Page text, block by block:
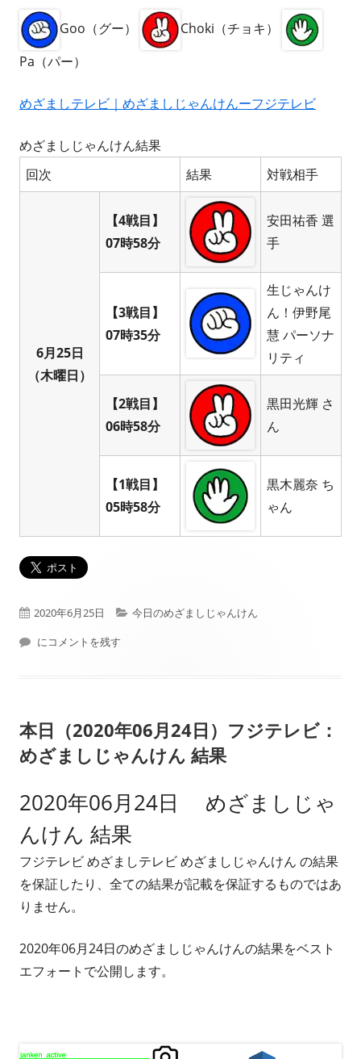
Goo（グー）
Choki（チョキ）
Pa（パー）
めざましテレビ｜めざましじゃんけんーフジテレビ
めざましじゃんけん結果
回次
結果 対戦相手
6月25日
（木曜日）
【4戦目】
07時58分
安田祐香 選
手
【3戦目】
07時35分
生じゃんけ
ん！伊野尾
慧 パーソナ
リティ
【2戦目】
06時58分
黒田光輝 さ
ん
【1戦目】
05時58分
黒木麗奈 ち
ゃん
公
開
2020年6月25日
カ
ー
今日のめざましじゃんけん
本日（2020年06月25日）フジテレビ： めざましじゃんけん 結果
にコメントを残す
本日（2020年06月24日）フジテレビ：
めざましじゃんけん 結果
2020年06月24日 めざましじゃ
んけん 結果
フジテレビ めざましテレビ めざましじゃんけん の結果
を保証したり、全ての結果が記載を保証するものではあ
りません。
2020年06月24日のめざましじゃんけんの結果をベスト
エフォートで公開します。